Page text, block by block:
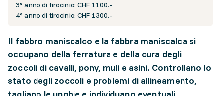
3° anno di tirocinio: CHF 1100.–
4° anno di tirocinio: CHF 1300.–
Il fabbro maniscalco e la fabbra maniscalca si
occupano della ferratura e della cura degli
zoccoli di cavalli, pony, muli e asini. Controllano lo
stato degli zoccoli e problemi di allineamento,